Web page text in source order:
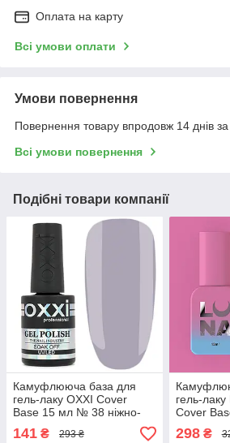
Оплата на карту
Всі умови оплати
Умови повернення
Повернення товару впродовж 14 днів
Всі умови повернення
Подібні товари компанії
Камуфлююча база для
гель-лаку OXXI Cover
Base 15 мл № 38 ніжно-
блакитна
141 ₴ 293 ₴
гель-
Cover
298₴